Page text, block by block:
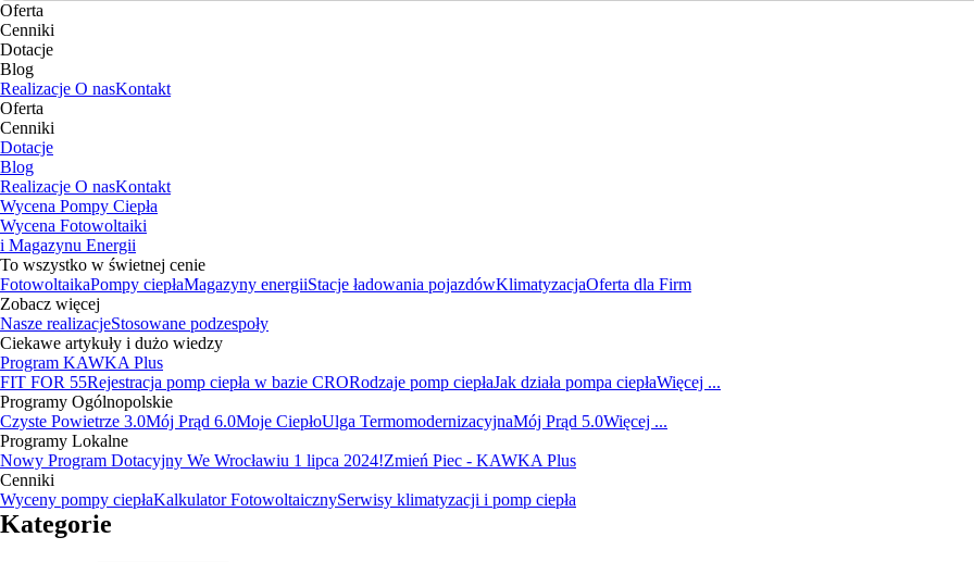
Oferta
Cenniki
Dotacje
Blog
Realizacje O nasKontakt
Oferta
Cenniki
Dotacje
Blog
Realizacje O nasKontakt
Wycena Pompy Ciepła
Wycena Fotowoltaiki
i Magazynu Energii
To wszystko w świetnej cenie
FotowoltaikaPompy ciepłaMagazyny energiiStacje ładowania pojazdówKlimatyzacjaOferta dla Firm
Zobacz więcej
Nasze realizacjeStosowane podzespoły
Ciekawe artykuły i dużo wiedzy
Program KAWKA Plus
FIT FOR 55Rejestracja pomp ciepła w bazie CRORodzaje pomp ciepłaJak działa pompa ciepłaWięcej ...
Programy Ogólnopolskie
Czyste Powietrze 3.0Mój Prąd 6.0Moje CiepłoUlga TermomodernizacyjnaMój Prąd 5.0Więcej ...
Programy Lokalne
Nowy Program Dotacyjny We Wrocławiu 1 lipca 2024!Zmień Piec - KAWKA Plus
Cenniki
Wyceny pompy ciepłaKalkulator FotowoltaicznySerwisy klimatyzacji i pomp ciepła
Kategorie